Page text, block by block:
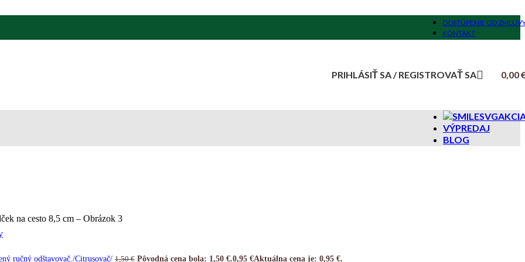
ODSTÚPENIE OD
KONTAKT
PRIHLÁSIŤ SA / REGISTROVAŤ SA 0,00
VÝPREDAJ
BLOG
ručný odštavovač./Citrusovač/ 1,50€ Pôvodná cena bola: 1,50 €.0,95 €Aktuálna cena je: 0,95 €.